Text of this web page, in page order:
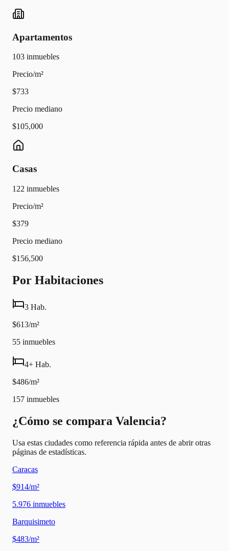
Apartamentos
103 inmuebles
Precio/m²
$733
Precio mediano
$105,000
Casas
122 inmuebles
Precio/m²
$379
Precio mediano
$156,500
Por Habitaciones
3 Hab.
$613/m²
55 inmuebles
4+ Hab.
$486/m²
157 inmuebles
¿Cómo se compara Valencia?
Usa estas ciudades como referencia rápida antes de abrir otras
páginas de estadísticas.
Caracas
$914/m²
5.976 inmuebles
Barquisimeto
$483/m²